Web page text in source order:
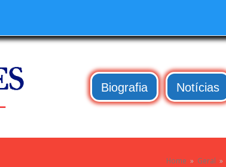
Biografia Notícias
Home » Geral »